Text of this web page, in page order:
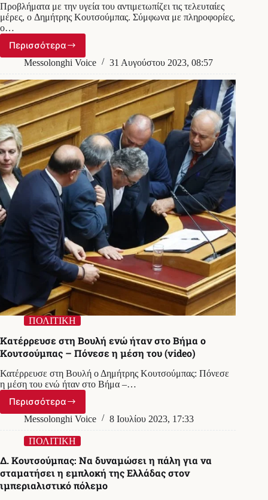
Προβλήματα με την υγεία του αντιμετωπίζει τις τελευταίες
μέρες, ο Δημήτρης Κουτσούμπας. Σύμφωνα με πληροφορίες,
ο…
Περισσότερα
Στο
νοσοκομείο
λοίμωξη
αναπνευστικού
ο
Δημήτρης
Κουτσούμπας
Messolonghi Voice 31 Αυγούστου 2023, 08:57
ΠΟΛΙΤΙΚΗ
Κατέρρευσε στη Βουλή ενώ ήταν στο Βήμα ο
Κουτσούμπας – Πόνεσε η μέση του (video)
Κατέρρευσε στη Βουλή ο Δημήτρης Κουτσούμπας: Πόνεσε
η μέση του ενώ ήταν στο Βήμα –…
ΠερισσότεραΚατέρρευσε
στη
ενώ
στο
Βήμα
ο
Messolonghi Voice 8 Ιουλίου 2023, 17:33
ΠΟΛΙΤΙΚΗ
Δ. Κουτσούμπας: Να δυναμώσει η πάλη για να
σταματήσει η εμπλοκή της Ελλάδας στον
ιμπεριαλιστικό πόλεμο